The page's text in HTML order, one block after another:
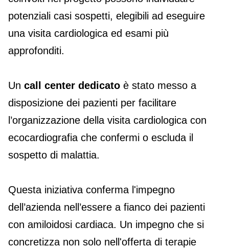
potenziali casi sospetti, elegibili ad eseguire
una visita cardiologica ed esami più
approfonditi.
Un call center dedicato è stato messo a
disposizione dei pazienti per facilitare
l’organizzazione della visita cardiologica con
ecocardiografia che confermi o escluda il
sospetto di malattia.
Questa iniziativa conferma l'impegno
dell’azienda nell’essere a fianco dei pazienti
con amiloidosi cardiaca. Un impegno che si
concretizza non solo nell'offerta di terapie